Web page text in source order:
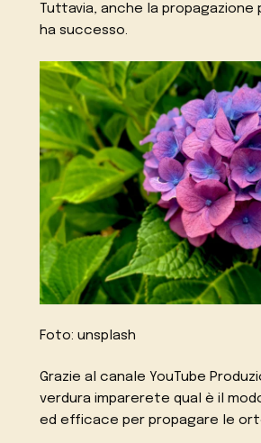
Tuttavia, anche la propagazione
ha successo.
Foto: unsplash
Grazie al canale YouTube
verdura imparerete qual è il
ed efficace per propagare le